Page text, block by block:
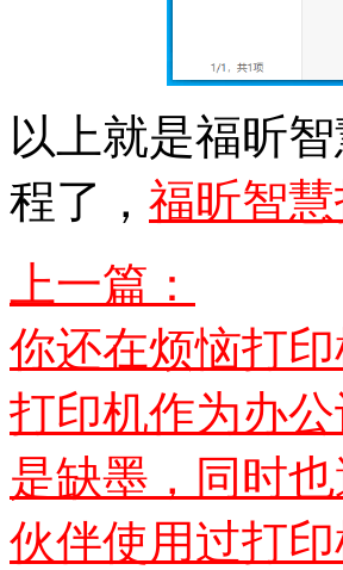
以上就是福昕
程了， 福昕智
上一篇：
你还在烦恼打
打印机作为办
是缺墨，同时
伙伴使用过打